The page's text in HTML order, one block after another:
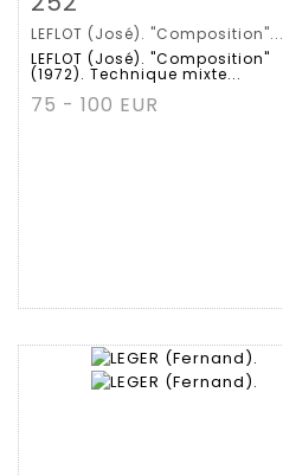
Gedetailleerde
fiche
LEFLOT (José). "Composition"...
LEFLOT (José). "Composition"
(1972). Technique mixte...
75 - 100 EUR